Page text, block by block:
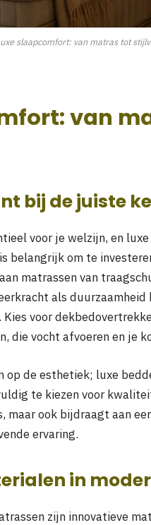
slaapcomfort: van matras tot
van
bij de juiste
voor je welzijn, en
belangrijk om te
matrassen van
als
voor
die vocht afvoeren en je
de esthetiek; luxe
te kiezen voor
ook bijdraagt aan
ervaring.
in
zijn innovatieve